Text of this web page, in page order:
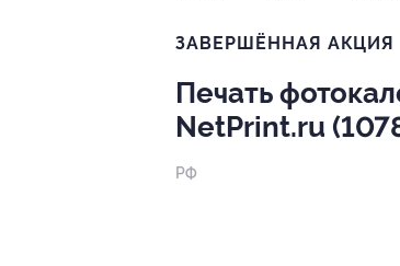
ЗАВЕРШЁННАЯ АКЦИЯ
Печать
NetPrint.ru
РФ